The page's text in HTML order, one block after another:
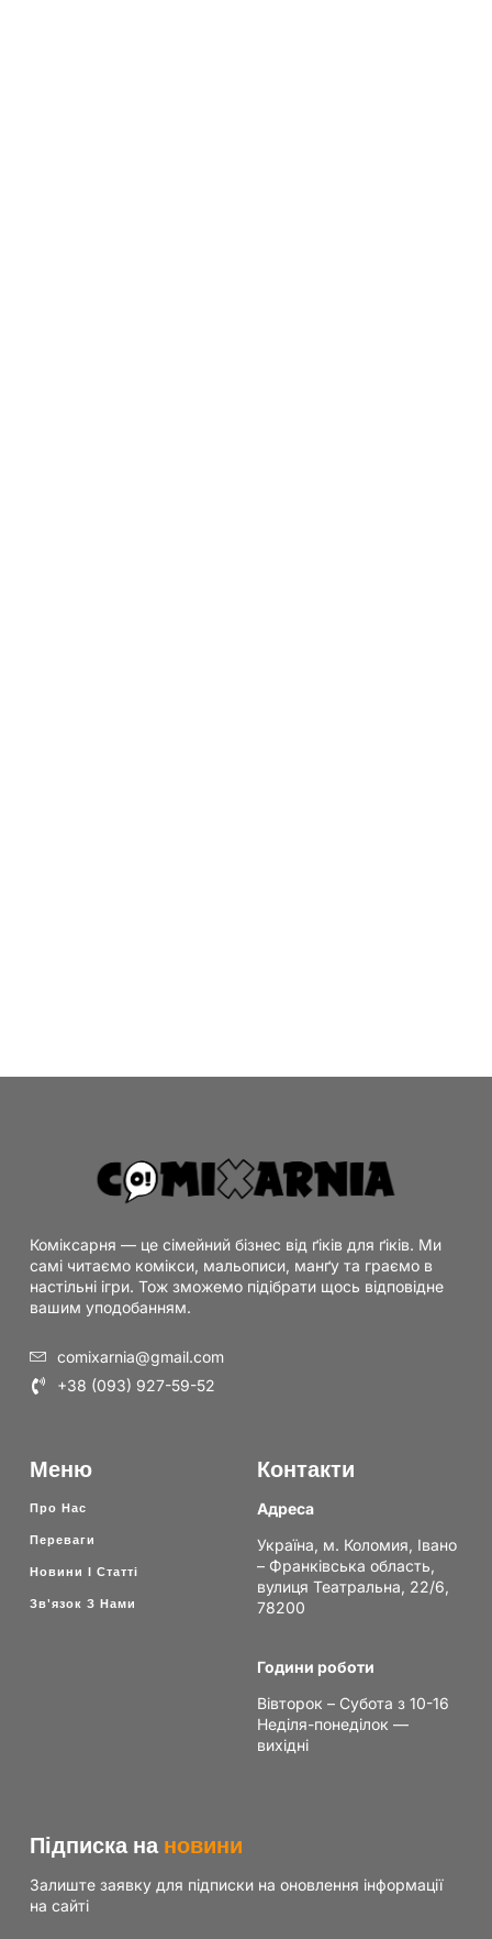
Коміксарня — це сімейний бізнес від ґіків для ґіків. Ми
самі читаємо комікси, мальописи, манґу та граємо в
настільні ігри. Тож зможемо підібрати щось відповідне
вашим уподобанням.
comixarnia@gmail.com
+38 (093) 927-59-52
Меню
Про Нас
Переваги
Новини І Статті
Зв'язок З Нами
Контакти
Адреса
Україна, м. Коломия, Івано
– Франківська область,
вулиця Театральна, 22/6,
78200
Години роботи
Вівторок – Субота з 10-16
Неділя-понеділок —
вихідні
Підписка на новини
Залиште заявку для підписки на оновлення інформації
на сайті